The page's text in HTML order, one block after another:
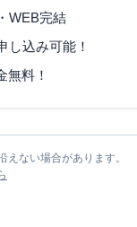
WEB完結
し込み可能！
無料！
えない場合があります。